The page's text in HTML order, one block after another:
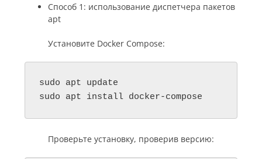
Способ 1: использование диспетчера пакетов
apt
Установите Docker Compose:
sudo apt update
sudo apt install docker-compose
Проверьте установку, проверив версию: